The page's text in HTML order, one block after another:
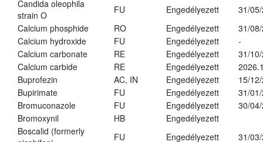
Candida oleophila
strain O
FU Engedélyezett
31/
Calcium phosphide
RO Engedélyezett
31/
Calcium hydroxide
FU Engedélyezett
-
Calcium carbonate
RE Engedélyezett
31/
Calcium carbide
RE Engedélyezett
Buprofezin
AC, IN Engedélyezett
15/
Bupirimate
FU Engedélyezett
31/
Bromuconazole
FU Engedélyezett
30/
Bromoxynil
HB
Engedélyezett
Boscalid (formerly
FU Engedélyezett
31/